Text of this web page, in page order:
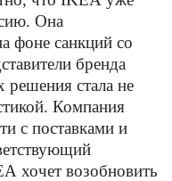
Она
фоне санкций со
бренда
стала не
Компания
с поставками и
хочет возобновить